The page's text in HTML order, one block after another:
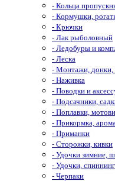
- Кольца
- Кормушки,
- Крючки
- Лак рыболовный
- Ледобуры и
- Леска
- Монтажи, донки,
- Наживка
- Поводки и
- Подсачники,
- Поплавки,
- Прикормка,
- Приманки
- Сторожки, кивки
- Удочки зимние,
- Удочки,
- Черпаки